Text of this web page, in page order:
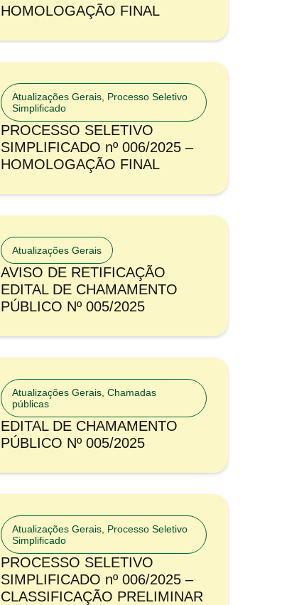
HOMOLOGAÇÃO FINAL
Atualizações Gerais Processo Seletivo
Simplificado
PROCESSO SELETIVO
SIMPLIFICADO nº 006/2025 –
HOMOLOGAÇÃO FINAL
Atualizações Gerais
AVISO DE RETIFICAÇÃO
EDITAL DE CHAMAMENTO
PÚBLICO Nº 005/2025
Atualizações Gerais Chamadas
públicas
EDITAL DE CHAMAMENTO
PÚBLICO Nº 005/2025
Atualizações Gerais Processo Seletivo
Simplificado
PROCESSO SELETIVO
SIMPLIFICADO nº 006/2025 –
CLASSIFICAÇÃO PRELIMINAR